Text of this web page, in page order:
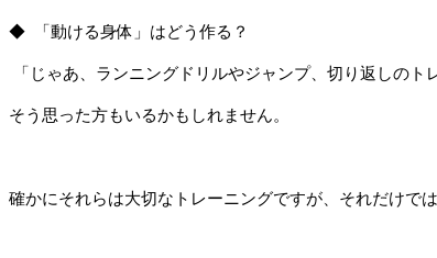
◆  「動ける身体」はどう作る？
「じゃあ、ランニングドリルやジャンプ、切り返しの
そう思った方もいるかもしれません。
確かにそれらは大切なトレーニングですが、それだけで